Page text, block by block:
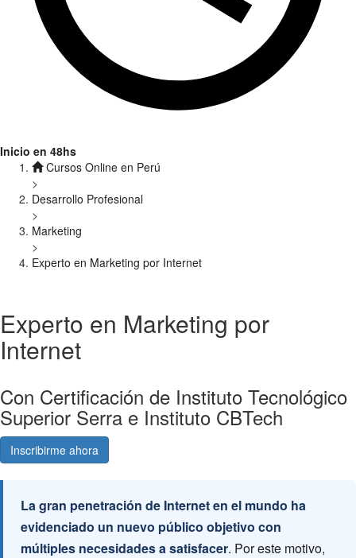
Inicio en 48hs
Cursos Online en Perú
>
Desarrollo Profesional
>
Marketing
>
Experto en Marketing por Internet
Experto en Marketing por
Internet
Con Certificación de Instituto Tecnológico
Superior Serra e Instituto CBTech
Inscribirme ahora
La gran penetración de Internet en el mundo ha
evidenciado un nuevo público objetivo con
múltiples necesidades a satisfacer. Por este motivo,